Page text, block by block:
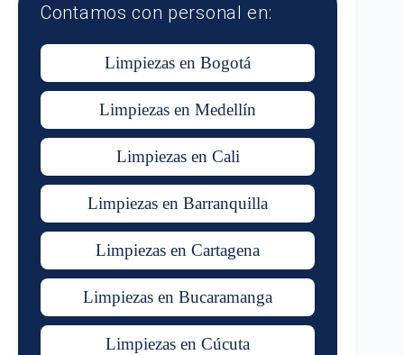
Contamos con personal en:
Limpiezas en Bogotá
Limpiezas en Medellín
Limpiezas en Cali
Limpiezas en Barranquilla
Limpiezas en Cartagena
Limpiezas en Bucaramanga
Limpiezas en Cúcuta